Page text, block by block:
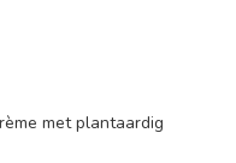
met plantaardig